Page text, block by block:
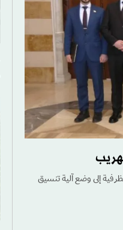
إلى وضع آلية تنسيق